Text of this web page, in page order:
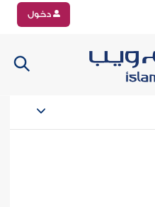
دخول